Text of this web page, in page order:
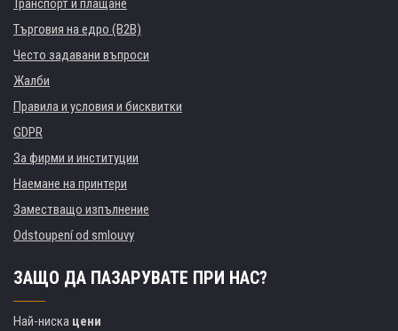
Транспорт и плащане
Търговия на едро (B2B)
Често задавани въпроси
Жалби
Правила и условия и бисквитки
GDPR
За фирми и институции
Наемане на принтери
Заместващо изпълнение
Odstoupení od smlouvy
ЗАЩО ДА ПАЗАРУВАТЕ ПРИ НАС?
Най-ниска цени